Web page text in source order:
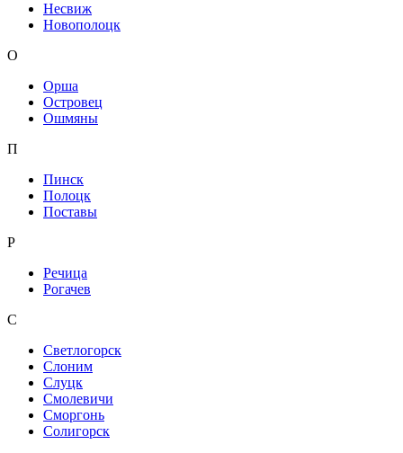
Несвиж
Новополоцк
О
Орша
Островец
Ошмяны
П
Пинск
Полоцк
Поставы
Р
Речица
Рогачев
С
Светлогорск
Слоним
Слуцк
Смолевичи
Сморгонь
Солигорск